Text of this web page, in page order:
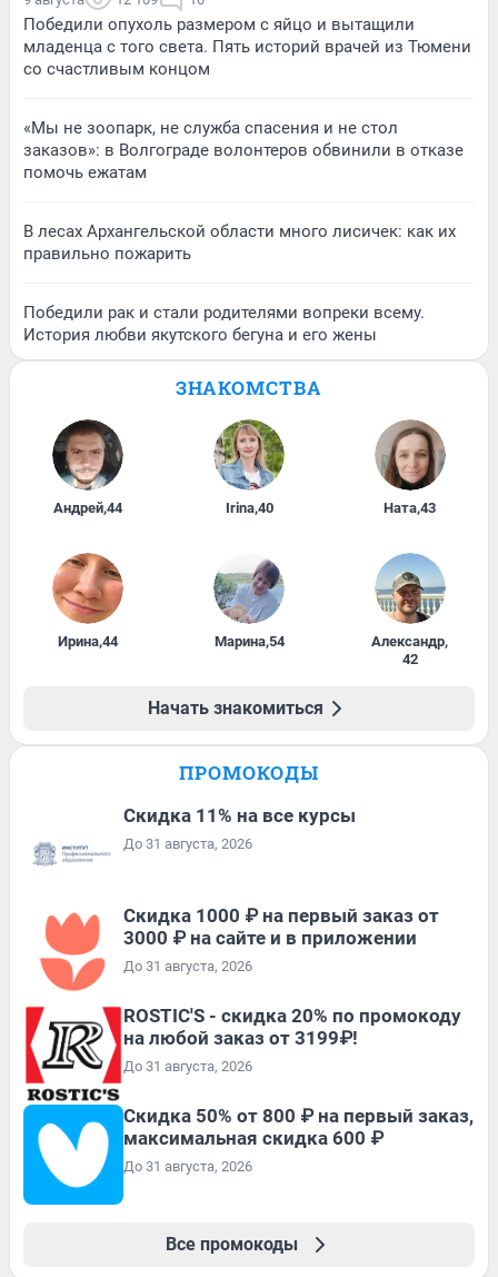
Победили опухоль размером с яйцо и вытащили
младенца с того света. Пять историй врачей из Тюмени
со счастливым концом
«Мы не зоопарк, не служба спасения и не стол
заказов»: в Волгограде волонтеров обвинили в отказе
помочь ежатам
В лесах Архангельской области много лисичек: как их
правильно пожарить
Победили рак и стали родителями вопреки всему.
История любви якутского бегуна и его жены
ЗНАКОМСТВА
Андрей,44 Irina,40 Ната,43
Ирина,44 Марина,54 Александр,
42
Начать знакомиться
ПРОМОКОДЫ
Скидка 11% на все курсы
До 31 августа, 2026
Скидка 1000 ₽ на первый заказ от
3000 ₽ на сайте и в приложении
До 31 августа, 2026
ROSTIC'S - скидка 20% по промокоду
на любой заказ от 3199₽!
До 31 августа, 2026
Скидка 50% от 800 ₽ на первый заказ,
максимальная скидка 600 ₽
До 31 августа, 2026
Все промокоды